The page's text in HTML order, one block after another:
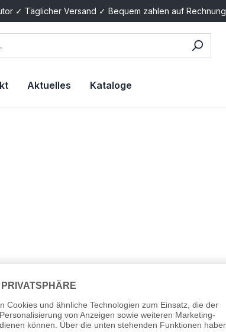
✓ Täglicher Versand ✓ Bequem zahlen auf Rechnung
Aktuelles Kataloge